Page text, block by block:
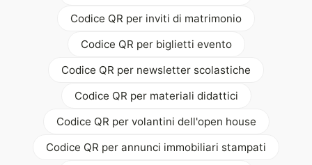
Codice QR per inviti di matrimonio
Codice QR per biglietti evento
Codice QR per newsletter scolastiche
Codice QR per materiali didattici
Codice QR per volantini dell'open house
Codice QR per annunci immobiliari stampati